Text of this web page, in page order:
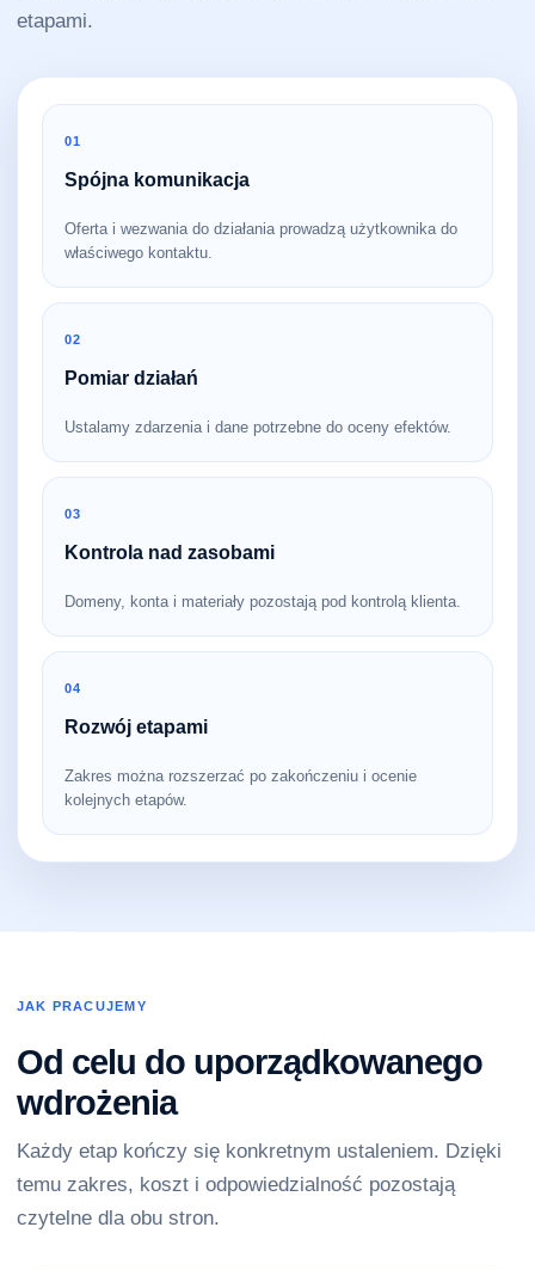
etapami.
01
Spójna komunikacja
Oferta i wezwania do działania prowadzą użytkownika do
właściwego kontaktu.
02
Pomiar działań
Ustalamy zdarzenia i dane potrzebne do oceny efektów.
03
Kontrola nad zasobami
Domeny, konta i materiały pozostają pod kontrolą klienta.
04
Rozwój etapami
Zakres można rozszerzać po zakończeniu i ocenie
kolejnych etapów.
JAK PRACUJEMY
Od celu do uporządkowanego
wdrożenia
Każdy etap kończy się konkretnym ustaleniem. Dzięki
temu zakres, koszt i odpowiedzialność pozostają
czytelne dla obu stron.